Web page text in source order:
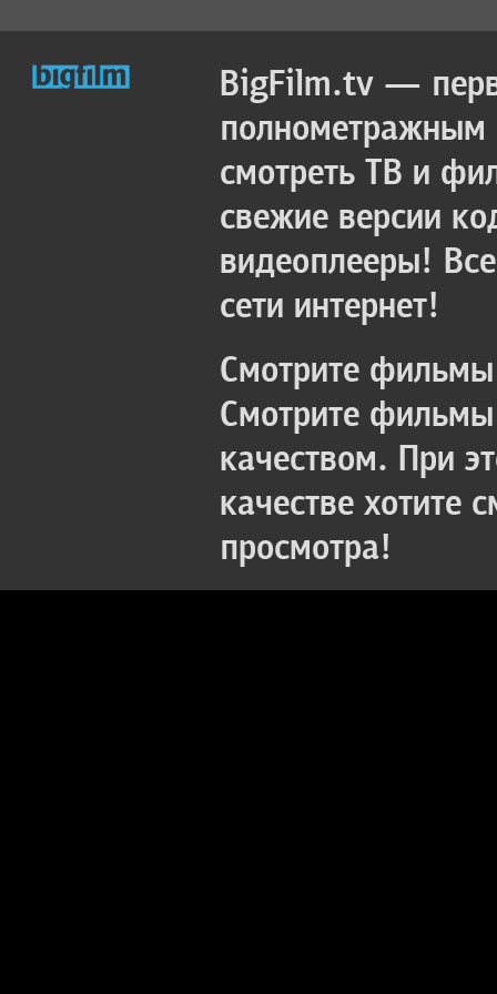
BigFilm.tv —
полнометражным
смотреть ТВ и
свежие версии
видеоплееры!
сети интернет!
Смотрите
Смотрите
качеством. При
качестве хотите
просмотра!